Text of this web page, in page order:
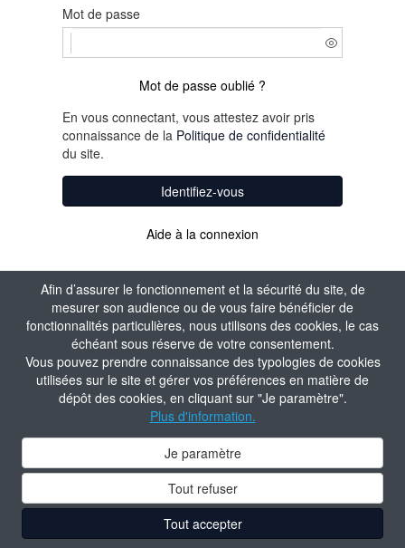
Afin d’assurer le fonctionnement et la sécurité du site, de
mesurer son audience ou de vous faire bénéficier de
fonctionnalités particulières, nous utilisons des cookies, le cas
échéant sous réserve de votre consentement.
Vous pouvez prendre connaissance des typologies de cookies
utilisées sur le site et gérer vos préférences en matière de
dépôt des cookies, en cliquant sur "Je paramètre".
Plus d'information.
Je paramètre
Tout refuser
Tout accepter
Mot de passe
Mot de passe oublié ?
En vous connectant, vous attestez avoir pris
connaissance de la Politique de confidentialité
du site.
Identifiez-vous
Aide à la connexion